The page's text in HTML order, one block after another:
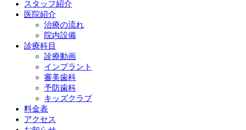
スタッフ紹介
医院紹介
治療の流れ
院内設備
診療科目
診療動画
インプラント
審美歯科
予防歯科
キッズクラブ
料金表
アクセス